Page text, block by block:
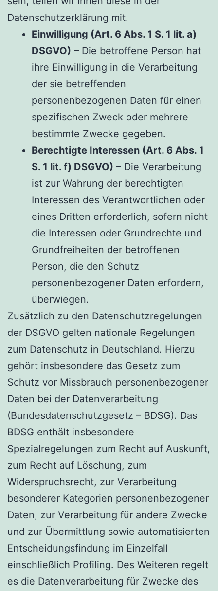
Datenschutzerklärung mit.
Einwilligung (Art. 6 Abs. 1 S. 1 lit. a)
DSGVO) – Die betroffene Person hat
ihre Einwilligung in die Verarbeitung
der sie betreffenden
personenbezogenen Daten für einen
spezifischen Zweck oder mehrere
bestimmte Zwecke gegeben.
Berechtigte Interessen (Art. 6 Abs. 1
S. 1 lit. f) DSGVO) – Die Verarbeitung
ist zur Wahrung der berechtigten
Interessen des Verantwortlichen oder
eines Dritten erforderlich, sofern nicht
die Interessen oder Grundrechte und
Grundfreiheiten der betroffenen
Person, die den Schutz
personenbezogener Daten erfordern,
überwiegen.
Zusätzlich zu den Datenschutzregelungen
der DSGVO gelten nationale Regelungen
zum Datenschutz in Deutschland. Hierzu
gehört insbesondere das Gesetz zum
Schutz vor Missbrauch personenbezogener
Daten bei der Datenverarbeitung
(Bundesdatenschutzgesetz – BDSG). Das
BDSG enthält insbesondere
Spezialregelungen zum Recht auf Auskunft,
zum Recht auf Löschung, zum
Widerspruchsrecht, zur Verarbeitung
besonderer Kategorien personenbezogener
Daten, zur Verarbeitung für andere Zwecke
und zur Übermittlung sowie automatisierten
Entscheidungsfindung im Einzelfall
einschließlich Profiling. Des Weiteren regelt
es die Datenverarbeitung für Zwecke des